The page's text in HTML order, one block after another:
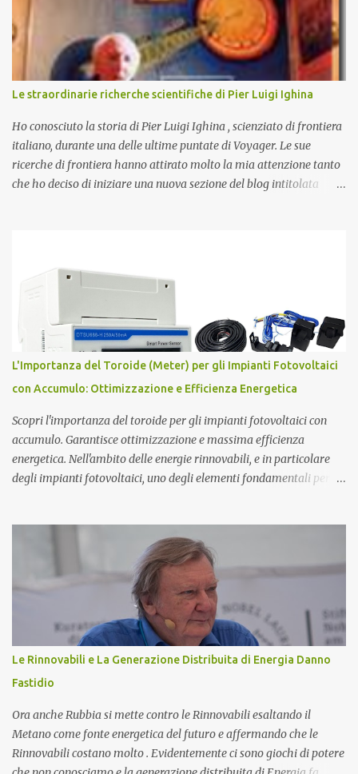
far pensare che con il miglioramento delle osservazioni
sperimentali si possa un giorno chiarirne l'origine e la sua
evoluzione. Una volta chiarita l'origine e il meccanismo di
formazione dell'Universo primordiale saremo qui di nuovo a
domandarci: perché esiste l'Universo? D'altra parte sono le
domande più affascinanti che ci attanagliano fin dalle prime
apparizioni della Specie Umana sulla terra. Ecco alcune delle più
affascinanti teo...
Le straordinarie richerche scientifiche di Pier Luigi Ighina
Ho conosciuto la storia di Pier Luigi Ighina , scienziato di frontiera
italiano, durante una delle ultime puntate di Voyager. Le sue
ricerche di frontiera hanno attirato molto la mia attenzione tanto
che ho deciso di iniziare una nuova sezione del blog intitolata
anni assistente di Guglielmo Marconi , diventandone in seguito
sull’elettromagnetismo. Ighina si è concentrato molto sullo studio
del Monopolo Magnetico che ha sintetizzato nel concetto di Atomo
Magnetico . L'Atomo Magnetico Gli atomi magnetici sono costituiti
da triplette neutre di quark (+1,-1,0). Secondo questo modello di
atomo magnetico quindi non ci sono protoni e neutroni nel nucleo
atomico...
L'Importanza del Toroide (Meter) per gli Impianti Fotovoltaici
con Accumulo: Ottimizzazione e Efficienza Energetica
Scopri l'importanza del toroide per gli impianti fotovoltaici con
accumulo. Garantisce ottimizzazione e massima efficienza
energetica. Nell'ambito delle energie rinnovabili, e in particolare
degli impianti fotovoltaici, uno degli elementi fondamentali per
un ruolo cruciale nella gestione dell'energia prodotta e accumulata,
contribuendo significativamente a migliorare le prestazioni
complessive dell'impianto. In questo articolo, esploreremo nel
dettaglio l'importanza del toroide negli impianti fotovoltaici con
accumulo di energia, come funziona, e perché è essenziale per
ottimizzare il rendimento energetico. Approfondiremo inoltre le
implicazioni che il suo corretto utilizzo ha sulla durata e
sull'affidabilità dell'intero sistema. Cos'è un Toroide o Meter e
Come Funziona? Il toroide (o meter) è un dispositivo el...
Le Rinnovabili e La Generazione Distribuita di Energia Danno
Fastidio
Ora anche Rubbia si mette contro le Rinnovabili esaltando il
Metano come fonte energetica del futuro e affermando che le
Rinnovabili costano molto . Evidentemente ci sono giochi di potere